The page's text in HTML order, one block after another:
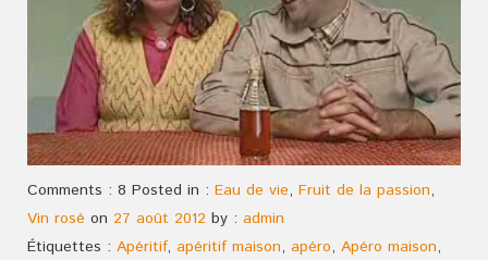
Comments : 8 Posted in : Eau de vie, Fruit de la passion,
Vin rosé on 27 août 2012 by : admin
Étiquettes : Apéritif, apéritif maison, apéro, Apéro maison,